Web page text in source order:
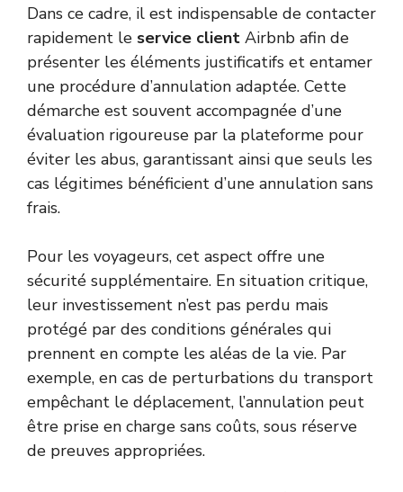
Dans ce cadre, il est indispensable de contacter
rapidement le service client Airbnb afin de
présenter les éléments justificatifs et entamer
une procédure d’annulation adaptée. Cette
démarche est souvent accompagnée d’une
évaluation rigoureuse par la plateforme pour
éviter les abus, garantissant ainsi que seuls les
cas légitimes bénéficient d’une annulation sans
frais.
Pour les voyageurs, cet aspect offre une
sécurité supplémentaire. En situation critique,
leur investissement n’est pas perdu mais
protégé par des conditions générales qui
prennent en compte les aléas de la vie. Par
exemple, en cas de perturbations du transport
empêchant le déplacement, l’annulation peut
être prise en charge sans coûts, sous réserve
de preuves appropriées.